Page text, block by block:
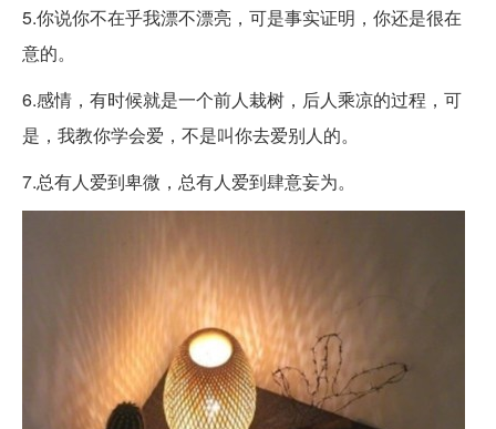
5.你说你不在乎我漂不漂亮，可是事实证明，你还是很在
意的。
6.感情，有时候就是一个前人栽树，后人乘凉的过程，可
是，我教你学会爱，不是叫你去爱别人的。
7.总有人爱到卑微，总有人爱到肆意妄为。